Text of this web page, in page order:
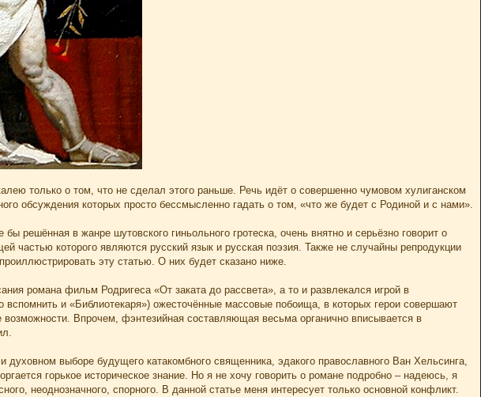
только о том, что не сделал этого раньше. Речь идёт о совершенно чумовом хулиганском
обсуждения которых просто бессмысленно гадать о том, «что же будет с Родиной и с нами».
решённая в жанре шутовского гиньольного гротеска, очень внятно и серьёзно говорит о
частью которого являются русский язык и русская поэзия. Также не случайны репродукции
эту статью. О них будет сказано ниже.
романа фильм Родригеса «От заката до рассвета», а то и развлекался игрой в
и «Библиотекаря») ожесточённые массовые побоища, в которых герои совершают
Впрочем, фэнтезийная составляющая весьма органично вписывается в
выборе будущего катакомбного священника, эдакого православного Ван Хельсинга,
горькое историческое знание. Но я не хочу говорить о романе подробно – надеюсь, я
неоднозначного, спорного. В данной статье меня интересует только основной конфликт.